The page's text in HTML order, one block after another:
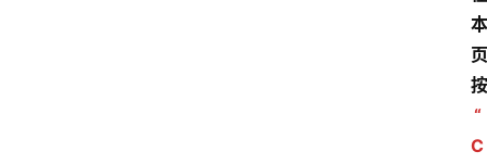
本
页
按
“
C